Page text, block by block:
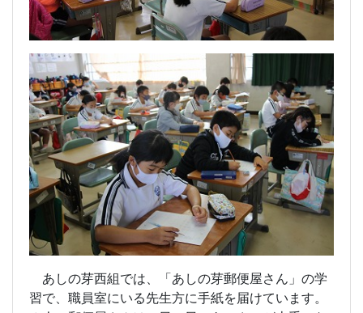
あしの芽西組では、「あしの芽郵便屋さん」の学
習で、職員室にいる先生方に手紙を届けています。